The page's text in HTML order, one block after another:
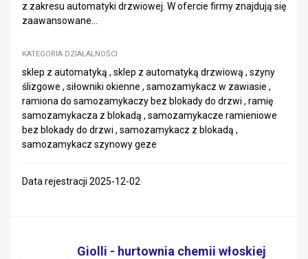
z zakresu automatyki drzwiowej. W ofercie firmy znajdują się
zaawansowane...
KATEGORIA DZIAŁALNOŚCI
sklep z automatyką , sklep z automatyką drzwiową , szyny
ślizgowe , siłowniki okienne , samozamykacz w zawiasie ,
ramiona do samozamykaczy bez blokady do drzwi , ramię
samozamykacza z blokadą , samozamykacze ramieniowe
bez blokady do drzwi , samozamykacz z blokadą ,
samozamykacz szynowy geze
Data rejestracji 2025-12-02
Giolli - hurtownia chemii włoskiej